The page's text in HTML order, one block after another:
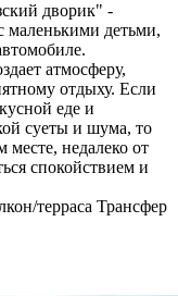
дворик" -
маленькими детьми,
атмосферу,
отдыху. Если
еде и
суеты и шума, то
недалеко от
спокойствием и
терраса Трансфер